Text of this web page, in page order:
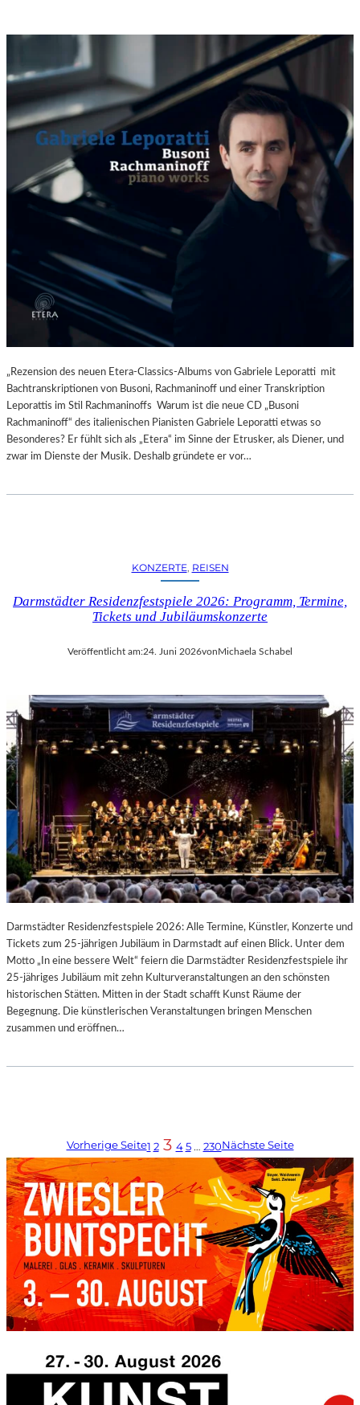
„Rezension des neuen Etera-Classics-Albums von Gabriele Leporatti mit
Bachtranskriptionen von Busoni, Rachmaninoff und einer Transkription
Leporattis im Stil Rachmaninoffs Warum ist die neue CD „Busoni
Rachmaninoff“ des italienischen Pianisten Gabriele Leporatti etwas so
Besonderes? Er fühlt sich als „Etera“ im Sinne der Etrusker, als Diener, und
zwar im Dienste der Musik. Deshalb gründete er vor…
KONZERTE, REISEN
Darmstädter Residenzfestspiele 2026: Programm, Termine,
Tickets und Jubiläumskonzerte
Veröffentlicht am:24. Juni 2026vonMichaela Schabel
Darmstädter Residenzfestspiele 2026: Alle Termine, Künstler, Konzerte und
Tickets zum 25-jährigen Jubiläum in Darmstadt auf einen Blick. Unter dem
Motto „In eine bessere Welt“ feiern die Darmstädter Residenzfestspiele ihr
25-jähriges Jubiläum mit zehn Kulturveranstaltungen an den schönsten
historischen Stätten. Mitten in der Stadt schafft Kunst Räume der
Begegnung. Die künstlerischen Veranstaltungen bringen Menschen
zusammen und eröffnen…
Vorherige Seite1 2 3 4 5 … 230Nächste Seite